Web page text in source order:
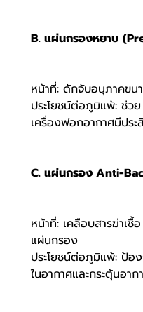
B. แผ่นกรองหยาบ
หน้าที่: ดักจับอนุภาคข
ประโยชน์ต่อภูมิแพ้: ช่ว
เครื่องฟอกอากาศมีปร
C. แผ่นกรอง Anti-
หน้าที่: เคลือบสารฆ่าเ
แผ่นกรอง
ประโยชน์ต่อภูมิแพ้: ป้อ
ในอากาศและกระตุ้นอา